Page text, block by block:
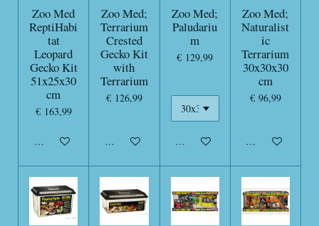
Zoo Med
ReptiHabi
tat
Leopard
Gecko Kit
51x25x30
cm
€ 163,99
In winkelwagen
Zoo Med;
Terrarium
Crested
Gecko Kit
with
Terrarium
€ 126,99
In winkelwagen
Zoo Med;
Paludariu
m
€ 129,99
In winkelwagen
Zoo Med;
Naturalist
ic
Terrarium
30x30x30
cm
€ 96,99
In winkelwagen